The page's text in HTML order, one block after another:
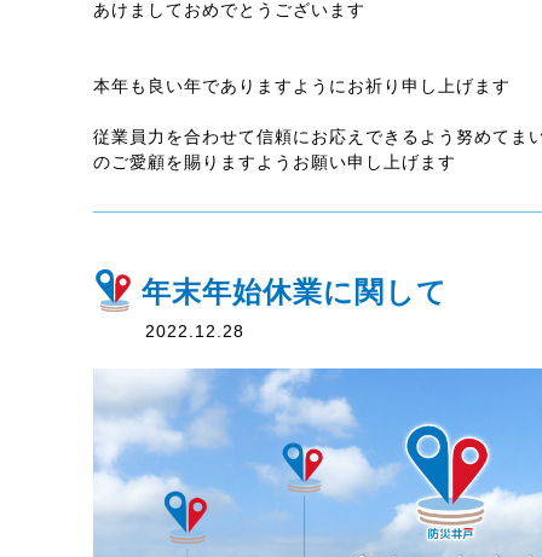
あけましておめでとうございます
本年も良い年でありますようにお祈り申し上げます
従業員力を合わせて信頼にお応えできるよう努めてま
のご愛顧を賜りますようお願い申し上げます
年末年始休業に関して
2022.12.28